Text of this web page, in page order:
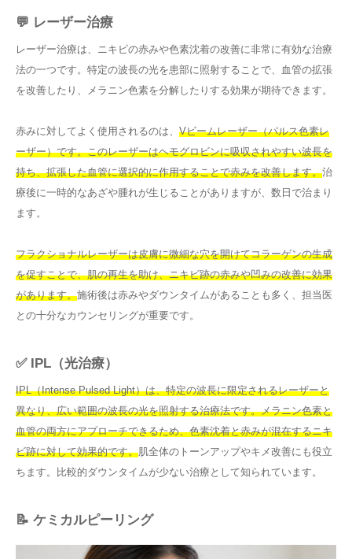
💬 レーザー治療
レーザー治療は、ニキビの赤みや色素沈着の改善に非常に有効な治療
法の一つです。特定の波長の光を患部に照射することで、血管の拡張
を改善したり、メラニン色素を分解したりする効果が期待できます。
赤みに対してよく使用されるのは、 Vビームレーザー（パルス色素レ
ーザー）です。このレーザーはヘモグロビンに吸収されやすい波長を
持ち、拡張した血管に選択的に作用することで赤みを改善します。治
療後に一時的なあざや腫れが生じることがありますが、数日で治まり
ます。
フラクショナルレーザーは皮膚に微細な穴を開けてコラーゲンの生成
を促すことで、肌の再生を助け、ニキビ跡の赤みや凹みの改善に効果
があります。施術後は赤みやダウンタイムがあることも多く、担当医
との十分なカウンセリングが重要です。
✅ IPL（光治療）
IPL（Intense Pulsed Light）は、特定の波長に限定されるレーザーと
異なり、広い範囲の波長の光を照射する治療法です。メラニン色素と
血管の両方にアプローチできるため、色素沈着と赤みが混在するニキ
ビ跡に対して効果的です。肌全体のトーンアップやキメ改善にも役立
ちます。比較的ダウンタイムが少ない治療として知られています。
📝 ケミカルピーリング